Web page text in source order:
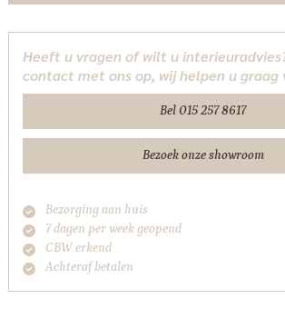
Heeft u vragen of wilt u
contact met ons op, wij helpen u graag
Bel 015 257 8617
Bezoek onze showroom
Bezorging aan huis
7 dagen per week geopend
CBW erkend
Achteraf betalen